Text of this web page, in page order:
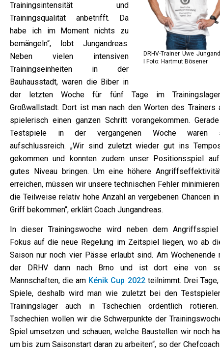
DRHV-Trainer Uwe
I Foto: Hartmut Bösener
Trainingsintensität und
Trainingsqualität anbetrifft. Da
habe ich im Moment nichts zu
bemängeln“, lobt Jungandreas.
Neben vielen intensiven
Trainingseinheiten in der
Bauhausstadt, waren die Biber in
der letzten Woche für fünf Tage im
Großwallstadt. Dort ist man nach den Worten des Trainers
spielerisch einen ganzen Schritt vorangekommen.
Testspiele in der vergangenen Woche waren
aufschlussreich. „Wir sind zuletzt wieder gut ins
gekommen und konnten zudem unser Positionsspiel
gutes Niveau bringen. Um eine höhere
erreichen, müssen wir unsere technischen Fehler
die Teilweise relativ hohe Anzahl an vergebenen Chancen
Griff bekommen“, erklärt Coach Jungandreas.
In dieser Trainingswoche wird neben dem
Fokus auf die neue Regelung im Zeitspiel liegen, wo ab
Saison nur noch vier Pässe erlaubt sind. Am Wochenende
der DRHV dann nach Brno und ist dort eine von
Mannschaften, die am Kénik Cup 2022teilnimmt. Drei
Spiele, deshalb wird man wie zuletzt bei den
Trainingslager auch in Tschechien ordentlich
Tschechien wollen wir die Schwerpunkte der
Spiel umsetzen und schauen, welche Baustellen wir noch
um bis zum Saisonstart daran zu arbeiten“, so der